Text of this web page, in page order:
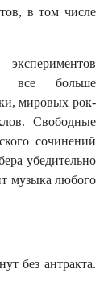
в том числе
все больше
мировых рок-
Свободные
сочинений
убедительно
музыка любого
без антракта.